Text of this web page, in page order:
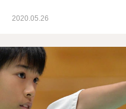
2020.05.26